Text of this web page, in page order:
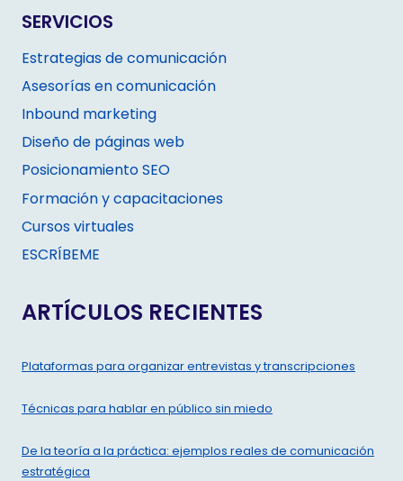
SERVICIOS
Estrategias de comunicación
Asesorías en comunicación
Inbound marketing
Diseño de páginas web
Posicionamiento SEO
Formación y capacitaciones
Cursos virtuales
ESCRÍBEME
ARTÍCULOS RECIENTES
Plataformas para organizar entrevistas y transcripciones
Técnicas para hablar en público sin miedo
De la teoría a la práctica: ejemplos reales de comunicación
estratégica